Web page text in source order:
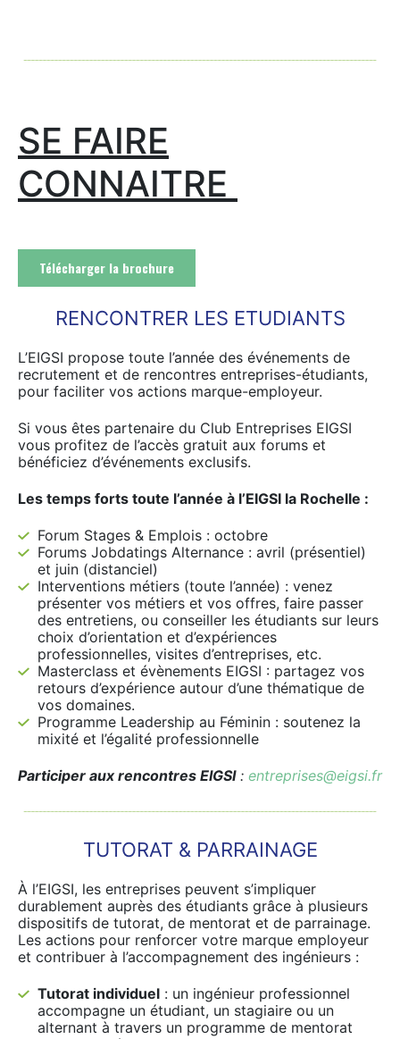
SE FAIRE
CONNAITRE
Télécharger la brochure
RENCONTRER LES ETUDIANTS
L’EIGSI propose toute l’année des événements de
recrutement et de rencontres entreprises-étudiants,
pour faciliter vos actions marque-employeur.
Si vous êtes partenaire du Club Entreprises EIGSI
vous profitez de l’accès gratuit aux forums et
bénéficiez d’événements exclusifs.
Les temps forts toute l’année à l’EIGSI la Rochelle :
Forum Stages & Emplois : octobre
Forums Jobdatings Alternance : avril (présentiel)
et juin (distanciel)
Interventions métiers (toute l’année) : venez
présenter vos métiers et vos offres, faire passer
des entretiens, ou conseiller les étudiants sur leurs
choix d’orientation et d’expériences
professionnelles, visites d’entreprises, etc.
Masterclass et évènements EIGSI : partagez vos
retours d’expérience autour d’une thématique de
vos domaines.
Programme Leadership au Féminin : soutenez la
mixité et l’égalité professionnelle
Participer aux rencontres EIGSI: entreprises@eigsi.fr
TUTORAT & PARRAINAGE
À l’EIGSI, les entreprises peuvent s’impliquer
durablement auprès des étudiants grâce à plusieurs
dispositifs de tutorat, de mentorat et de parrainage.
Les actions pour renforcer votre marque employeur
et contribuer à l’accompagnement des ingénieurs :
Tutorat individuel : un ingénieur professionnel
accompagne un étudiant, un stagiaire ou un
alternant à travers un programme de mentorat